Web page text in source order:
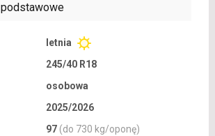
podstawowe
letnia
245/40 R18
osobowa
2025/2026
97 (do 730 kg/oponę)